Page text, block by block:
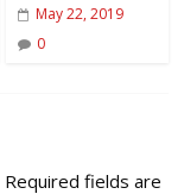
May 22, 2019
0
Required fields are